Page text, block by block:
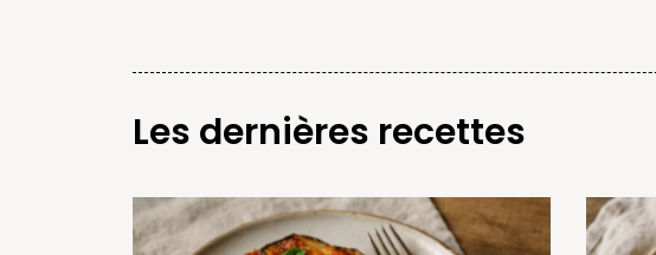
Les dernières recettes